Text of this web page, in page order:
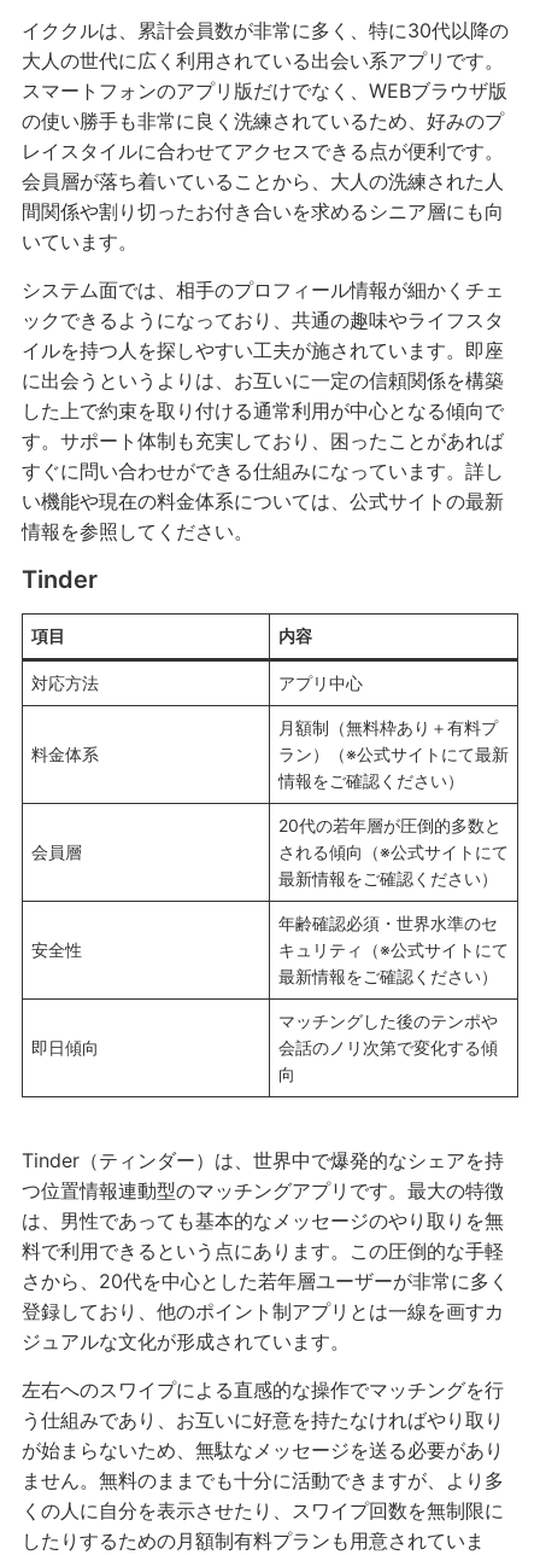
イククルは、累計会員数が非常に多く、特に30代以降の
大人の世代に広く利用されている出会い系アプリです。
スマートフォンのアプリ版だけでなく、WEBブラウザ版
の使い勝手も非常に良く洗練されているため、好みのプ
レイスタイルに合わせてアクセスできる点が便利です。
会員層が落ち着いていることから、大人の洗練された人
間関係や割り切ったお付き合いを求めるシニア層にも向
いています。
システム面では、相手のプロフィール情報が細かくチェ
ックできるようになっており、共通の趣味やライフスタ
イルを持つ人を探しやすい工夫が施されています。即座
に出会うというよりは、お互いに一定の信頼関係を構築
した上で約束を取り付ける通常利用が中心となる傾向で
す。サポート体制も充実しており、困ったことがあれば
すぐに問い合わせができる仕組みになっています。詳し
い機能や現在の料金体系については、公式サイトの最新
情報を参照してください。
Tinder
項目 内容
対応方法 アプリ中心
料金体系
月額制（無料枠あり＋有料プ
ラン）（※公式サイトにて最新
情報をご確認ください）
会員層
20代の若年層が圧倒的多数と
される傾向（※公式サイトにて
最新情報をご確認ください）
安全性
年齢確認必須・世界水準のセ
キュリティ（※公式サイトにて
最新情報をご確認ください）
即日傾向
マッチングした後のテンポや
会話のノリ次第で変化する傾
向
Tinder（ティンダー）は、世界中で爆発的なシェアを持
つ位置情報連動型のマッチングアプリです。最大の特徴
は、男性であっても基本的なメッセージのやり取りを無
料で利用できるという点にあります。この圧倒的な手軽
さから、20代を中心とした若年層ユーザーが非常に多く
登録しており、他のポイント制アプリとは一線を画すカ
ジュアルな文化が形成されています。
左右へのスワイプによる直感的な操作でマッチングを行
う仕組みであり、お互いに好意を持たなければやり取り
が始まらないため、無駄なメッセージを送る必要があり
ません。無料のままでも十分に活動できますが、より多
くの人に自分を表示させたり、スワイプ回数を無制限に
したりするための月額制有料プランも用意されていま